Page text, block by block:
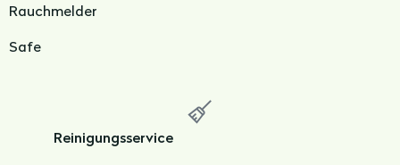
Rauchmelder
Safe
Reinigungsservice